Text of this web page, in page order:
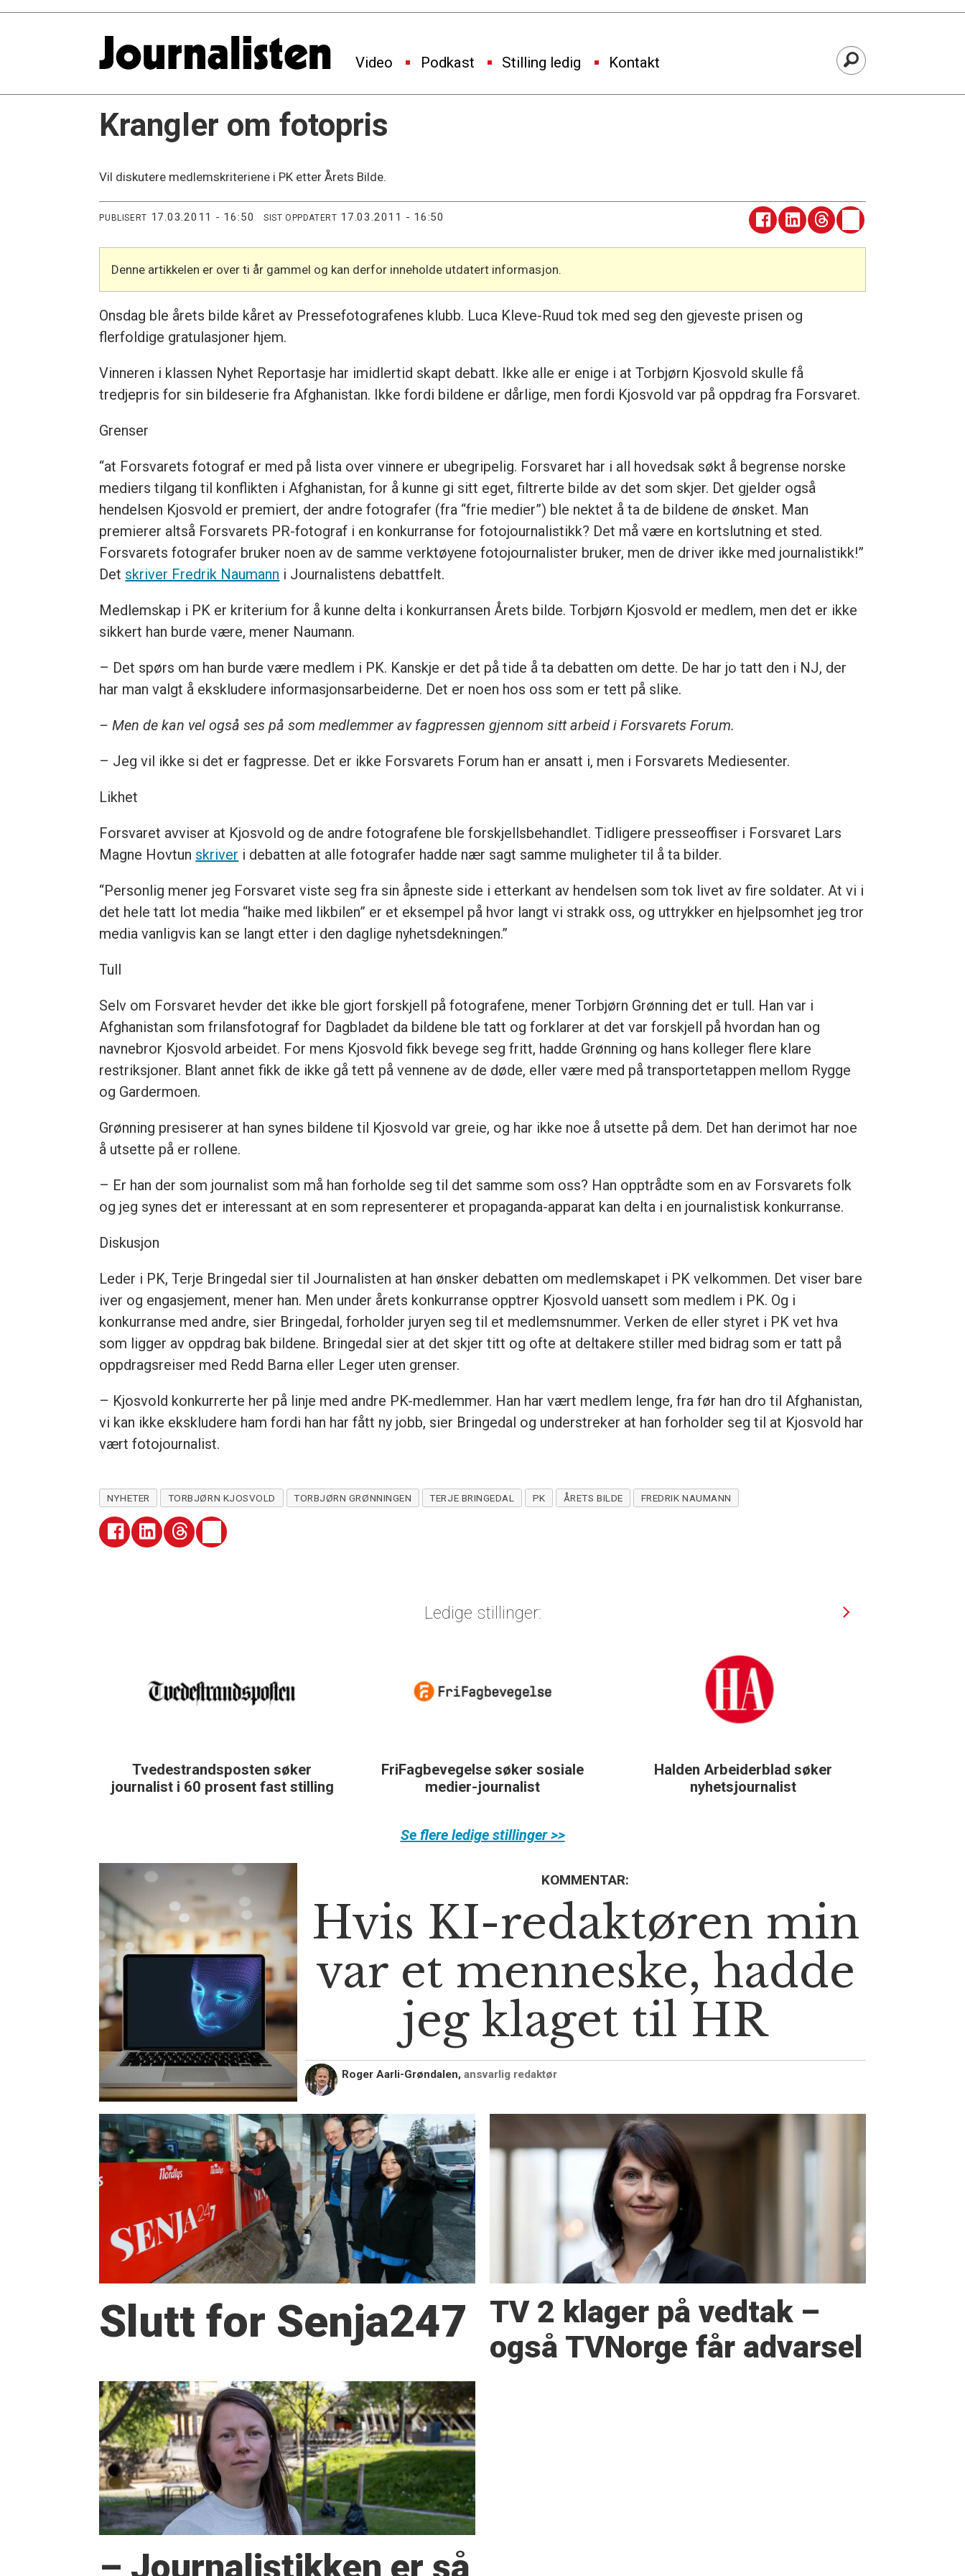
Video Podkast Stilling ledig Kontakt
Krangler om fotopris
Vil diskutere medlemskriteriene i PK etter Årets Bilde.
PUBLISERT 17.03.2011 - 16:50 SIST OPPDATERT 17.03.2011 - 16:50
Denne artikkelen er over ti år gammel og kan derfor inneholde utdatert informasjon.
Onsdag ble årets bilde kåret av Pressefotografenes klubb. Luca Kleve-Ruud tok med seg den gjeveste prisen og
flerfoldige gratulasjoner hjem.
Vinneren i klassen Nyhet Reportasje har imidlertid skapt debatt. Ikke alle er enige i at Torbjørn Kjosvold skulle få
tredjepris for sin bildeserie fra Afghanistan. Ikke fordi bildene er dårlige, men fordi Kjosvold var på oppdrag fra Forsvaret.
Grenser
“at Forsvarets fotograf er med på lista over vinnere er ubegripelig. Forsvaret har i all hovedsak søkt å begrense norske
mediers tilgang til konflikten i Afghanistan, for å kunne gi sitt eget, filtrerte bilde av det som skjer. Det gjelder også
hendelsen Kjosvold er premiert, der andre fotografer (fra “frie medier”) ble nektet å ta de bildene de ønsket. Man
premierer altså Forsvarets PR-fotograf i en konkurranse for fotojournalistikk? Det må være en kortslutning et sted.
Forsvarets fotografer bruker noen av de samme verktøyene fotojournalister bruker, men de driver ikke med journalistikk!”
Det skriver Fredrik Naumann i Journalistens debattfelt.
Medlemskap i PK er kriterium for å kunne delta i konkurransen Årets bilde. Torbjørn Kjosvold er medlem, men det er ikke
sikkert han burde være, mener Naumann.
– Det spørs om han burde være medlem i PK. Kanskje er det på tide å ta debatten om dette. De har jo tatt den i NJ, der
har man valgt å ekskludere informasjonsarbeiderne. Det er noen hos oss som er tett på slike.
– Men de kan vel også ses på som medlemmer av fagpressen gjennom sitt arbeid i Forsvarets Forum.
– Jeg vil ikke si det er fagpresse. Det er ikke Forsvarets Forum han er ansatt i, men i Forsvarets Mediesenter.
Likhet
Forsvaret avviser at Kjosvold og de andre fotografene ble forskjellsbehandlet. Tidligere presseoffiser i Forsvaret Lars
Magne Hovtun skriver i debatten at alle fotografer hadde nær sagt samme muligheter til å ta bilder.
“Personlig mener jeg Forsvaret viste seg fra sin åpneste side i etterkant av hendelsen som tok livet av fire soldater. At vi i
det hele tatt lot media “haike med likbilen” er et eksempel på hvor langt vi strakk oss, og uttrykker en hjelpsomhet jeg tror
media vanligvis kan se langt etter i den daglige nyhetsdekningen.”
Tull
Selv om Forsvaret hevder det ikke ble gjort forskjell på fotografene, mener Torbjørn Grønning det er tull. Han var i
Afghanistan som frilansfotograf for Dagbladet da bildene ble tatt og forklarer at det var forskjell på hvordan han og
navnebror Kjosvold arbeidet. For mens Kjosvold fikk bevege seg fritt, hadde Grønning og hans kolleger flere klare
restriksjoner. Blant annet fikk de ikke gå tett på vennene av de døde, eller være med på transportetappen mellom Rygge
og Gardermoen.
Grønning presiserer at han synes bildene til Kjosvold var greie, og har ikke noe å utsette på dem. Det han derimot har noe
å utsette på er rollene.
– Er han der som journalist som må han forholde seg til det samme som oss? Han opptrådte som en av Forsvarets folk
og jeg synes det er interessant at en som representerer et propaganda-apparat kan delta i en journalistisk konkurranse.
Diskusjon
Leder i PK, Terje Bringedal sier til Journalisten at han ønsker debatten om medlemskapet i PK velkommen. Det viser bare
iver og engasjement, mener han. Men under årets konkurranse opptrer Kjosvold uansett som medlem i PK. Og i
konkurranse med andre, sier Bringedal, forholder juryen seg til et medlemsnummer. Verken de eller styret i PK vet hva
som ligger av oppdrag bak bildene. Bringedal sier at det skjer titt og ofte at deltakere stiller med bidrag som er tatt på
oppdragsreiser med Redd Barna eller Leger uten grenser.
– Kjosvold konkurrerte her på linje med andre PK-medlemmer. Han har vært medlem lenge, fra før han dro til Afghanistan,
vi kan ikke ekskludere ham fordi han har fått ny jobb, sier Bringedal og understreker at han forholder seg til at Kjosvold har
vært fotojournalist.
NYHETER TORBJØRN KJOSVOLD TORBJØRN GRØNNINGEN TERJE BRINGEDAL PK ÅRETS BILDE FREDRIK NAUMANN
Ledige stillinger:
Tvedestrandsposten søker
journalist i 60 prosent fast stilling
FriFagbevegelse søker sosiale
medier-journalist
Halden Arbeiderblad søker
nyhetsjournalist
Se flere ledige stillinger >>
KOMMENTAR:
Hvis KI-redaktøren min
var et menneske, hadde
jeg klaget til HR
Roger Aarli-Grøndalen, ansvarlig redaktør
Slutt for Senja247
TV 2 klager på vedtak –
også TVNorge får advarsel
– Journalistikken er så